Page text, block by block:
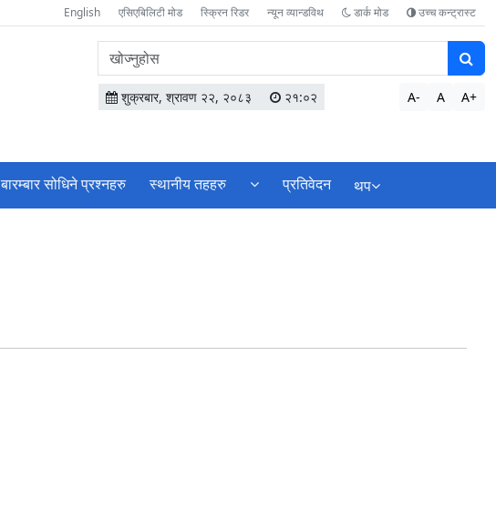
English एसिएबिलिटी मोड स्क्रिन रिडर न्यून व्यान्डविथ डार्क मोड उच्च कन्ट्रास्ट
वेबसाइटमा
सामग्री
खोज्नुहोस
शुक्रबार, श्रावण २२, २०८३ २१:०२ A- A A+
बारम्बार सोधिने प्रश्नहरु स्थानीय तहहरु प्रतिवेदन थप